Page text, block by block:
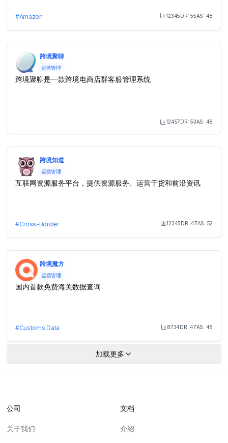
#Amazon Month Visit
12345DR:55AS: 48
跨境聚聊
运营管理
跨境聚聊是一款跨境电商店群客服管理系统
Month Visit
12457DR:53AS: 48
跨境知道
运营管理
互联网资源服务平台，提供资源服务、运营干货和前沿资讯
#Cross-Border Month Visit
12345DR:47AS: 52
跨境魔方
运营管理
国内首款免费海关数据查询
#Customs Data Month Visit
8734DR:47AS: 48
加载更多
公司
关于我们
文档
介绍